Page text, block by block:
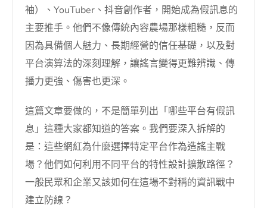
袖）、YouTuber、抖音創作者，開始成為假訊息的
主要推手。他們不像傳統內容農場那樣粗糙，反而
因為具備個人魅力、長期經營的信任基礎，以及對
平台演算法的深刻理解，讓謠言變得更難辨識、傳
播力更強、傷害也更深。
這篇文章要做的，不是簡單列出「哪些平台有假訊
息」這種大家都知道的答案。我們要深入拆解的
是：這些網紅為什麼選擇特定平台作為造謠主戰
場？他們如何利用不同平台的特性設計擴散路徑？
一般民眾和企業又該如何在這場不對稱的資訊戰中
建立防線？